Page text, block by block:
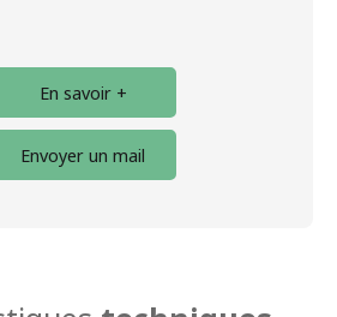
En savoir +
Envoyer un mail